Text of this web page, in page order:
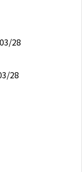
28
28